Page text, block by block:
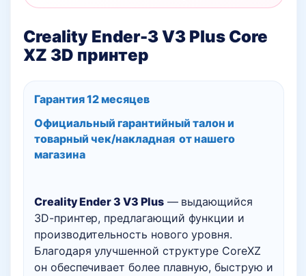
Creality Ender-3 V3 Plus Core
XZ 3D принтер
Гарантия 12 месяцев
Официальный гарантийный талон и
товарный чек/накладная от нашего
магазина
Creality Ender 3 V3 Plus— выдающийся
3D-принтер, предлагающий функции и
производительность нового уровня.
Благодаря улучшенной структуре CoreXZ
он обеспечивает более плавную, быструю и